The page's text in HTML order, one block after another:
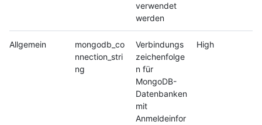
verwendet
werden
Allgemein
mongodb_co
nnection_stri
ng
Verbindungs
zeichenfolge
n für
MongoDB-
Datenbanken
mit
Anmeldeinfor
High